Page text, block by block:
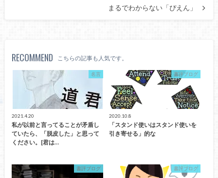
まるでわからない「ぴえん」
RECOMMEND こちらの記事も人気です。
名言
2021.4.20
私が以前と言ってることが矛盾し
ていたら、「脱皮した」と思って
ください。[君は…
書評ブログ
2020.10.8
「スタンド使いはスタンド使いを
引き寄せる」的な
書評ブログ 書評ブログ